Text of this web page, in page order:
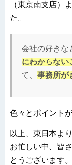
（東京南支店）
た。
会社の好きな
にわからない
て、 事務所が
色々とポイント
以上、東日本よ
お忙しい中、皆
とうございます